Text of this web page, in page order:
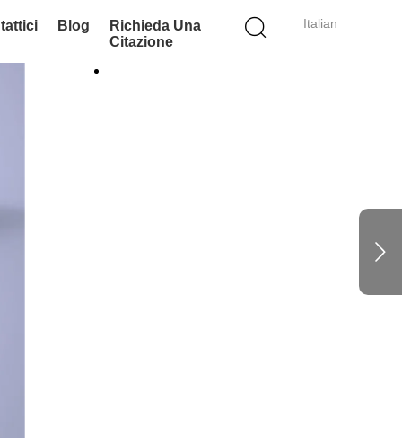
Italian
Blog
Richieda Una
Citazione